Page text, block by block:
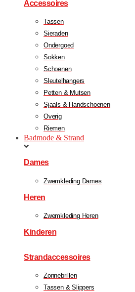
Accessoires
Tassen
Sieraden
Ondergoed
Sokken
Schoenen
Sleutelhangers
Petten & Mutsen
Sjaals & Handschoenen
Overig
Riemen
Badmode & Strand
Dames
Zwemkleding Dames
Heren
Zwemkleding Heren
Kinderen
Strandaccessoires
Zonnebrillen
Tassen & Slippers